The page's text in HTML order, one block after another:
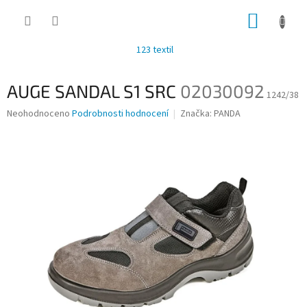
123 textil
AUGE SANDAL S1 SRC 02030092 1242/38
Průměrné
Neohodnoceno Podrobnosti hodnocení Značka: PANDA